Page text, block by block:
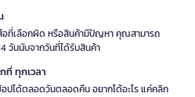
สือที่เลือกผิด หรือสินค้ามีปัญหา คุณสามารถ
วันนับจากวันที่ได้รับสินค้า
ที่ ทุกเวลา
ปได้ตลอดวันตลอดคืน อยากได้อะไร แค่คลิก